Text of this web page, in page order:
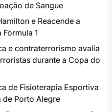
de Sangue
e Reacende a
1
e contraterrorismo avalia
durante a Copa do
de Fisioterapia Esportiva
de Porto Alegre